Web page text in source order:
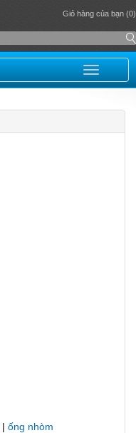
Giỏ hàng của bạn (0)
| ống nhòm